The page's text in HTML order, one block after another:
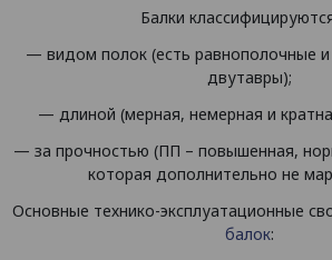
Балки
— видом полок (есть равнополочные
двутавры);
— длиной (мерная, немерная и
— за прочностью (ПП – повышенная,
которая дополнительно не
Основные технико-эксплуатационные
балок: